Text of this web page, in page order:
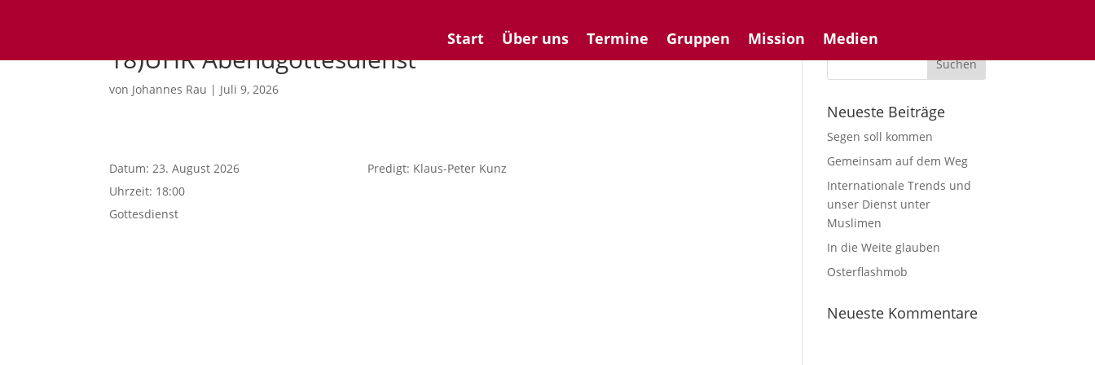
Start Über uns Termine Gruppen Mission Medien
18)UHR Abendgottesdienst
von Johannes Rau | Juli 9, 2026
Datum:23. August 2026
Uhrzeit: 18:00
Gottesdienst
Predigt: Klaus-Peter Kunz
Neueste Beiträge
Segen soll kommen
Gemeinsam auf dem Weg
Internationale Trends und
unser Dienst unter
Muslimen
In die Weite glauben
Osterflashmob
Neueste Kommentare